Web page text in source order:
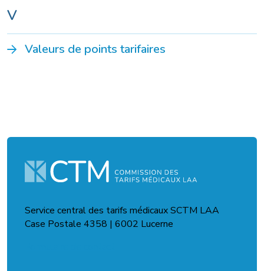
V
Valeurs de points tarifaires
Service central des tarifs médicaux SCTM LAA
Case Postale 4358 | 6002 Lucerne